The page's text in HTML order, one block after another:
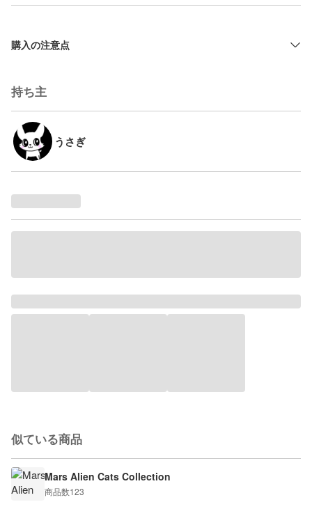
購入の注意点
持ち主
うさぎ
似ている商品
Mars Alien Cats Collection
商品数123